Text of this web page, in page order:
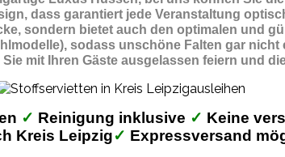
dass garantiert jede Veranstaltung
sondern bietet auch den optimalen und
sodass unschöne Falten gar
mit Ihren Gäste ausgelassen feiern und
✓ Reinigung inklusive ✓ Keine
Kreis Leipzig✓ Expressversand